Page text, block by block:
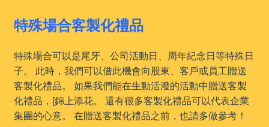
特殊場合客製化禮品
特殊場合可以是尾牙、公司活動日、周年紀念日等特殊日
子。 此時，我們可以借此機會向股東、客戶或員工贈送
客製化禮品。 如果我們能在生動活潑的活動中贈送客製
化禮品，[錦上添花。 還有很多客製化禮品可以代表企業
集團的心意。 在贈送客製化禮品之前，也請多做參考！